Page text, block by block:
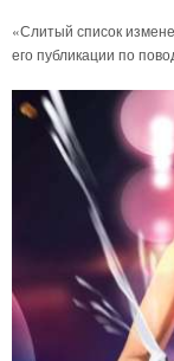
«Слитый список
его публикации по